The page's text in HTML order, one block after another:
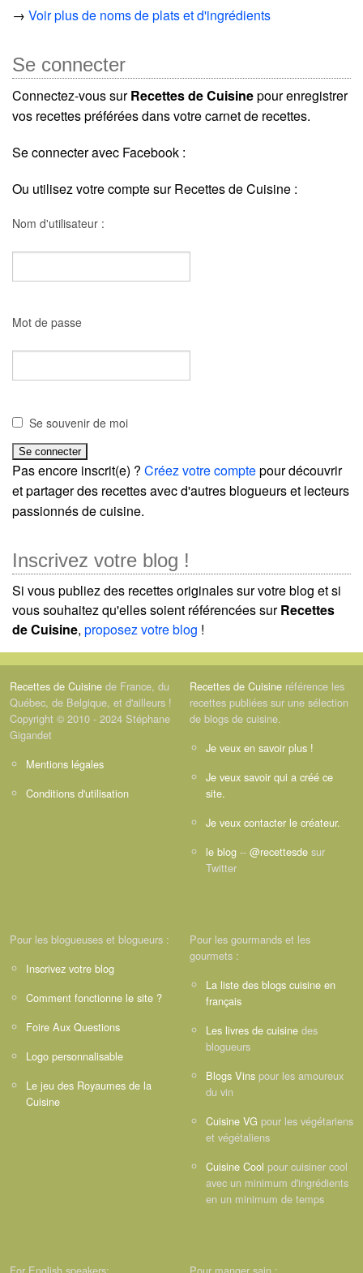
→ Voir plus de noms de plats et d'ingrédients
Se connecter
Connectez-vous surRecettes de Cuisinepour enregistrer
vos recettes préférées dans votre carnet de recettes.
Se connecter avec Facebook :
Ou utilisez votre compte sur Recettes de Cuisine :
Nom d'utilisateur :
Mot de passe
Se souvenir de moi
Pas encore inscrit(e) ? Créez votre comptepour découvrir
et partager des recettes avec d'autres blogueurs et lecteurs
passionnés de cuisine.
Inscrivez votre blog !
Si vous publiez des recettes originales sur votre blog et si
vous souhaitez qu'elles soient référencées surRecettes
de Cuisine, proposez votre blog !
Recettes de Cuisine de France, du
Québec, de Belgique, et d'ailleurs !
Copyright © 2010 - 2024 Stéphane
Gigandet
Mentions légales
Conditions d'utilisation
Recettes de Cuisine référence les
recettes publiées sur une sélection
de blogs de cuisine.
Je veux en savoir plus !
Je veux savoir qui a créé ce
site.
Je veux contacter le créateur.
le blog -- @recettesde sur
Twitter
Pour les blogueuses et blogueurs :
Inscrivez votre blog
Comment fonctionne le site ?
Foire Aux Questions
Logo personnalisable
Le jeu des Royaumes de la
Cuisine
Pour les gourmands et les
gourmets :
La liste des blogs cuisine en
français
Les livres de cuisine des
blogueurs
Blogs Vins pour les amoureux
du vin
Cuisine VG pour les végétariens
et végétaliens
Cuisine Cool pour cuisiner cool
avec un minimum d'ingrédients
en un minimum de temps